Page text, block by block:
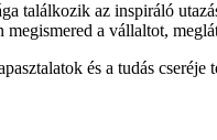
találkozik az inspiráló
a vállaltot,
és a tudás